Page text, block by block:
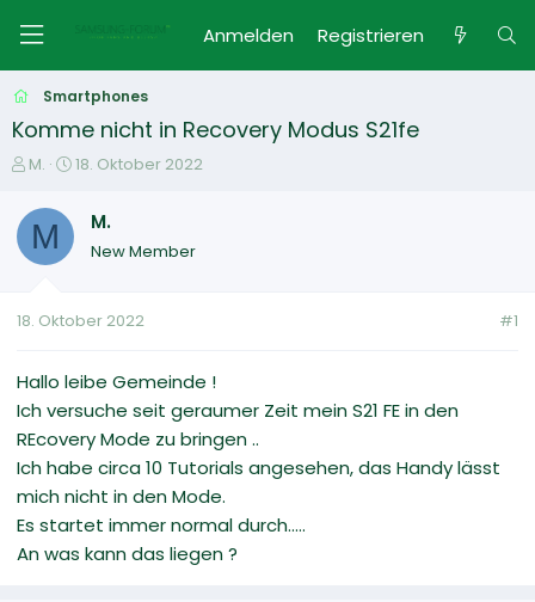
Anmelden Registrieren
Smartphones
Komme nicht in Recovery Modus S21fe
E
s
e
e
M.
E
t
m
18. Oktober 2022
M M.
New Member
18. Oktober 2022 #1
Hallo leibe Gemeinde !
Ich versuche seit geraumer Zeit mein S21 FE in den
REcovery Mode zu bringen ..
Ich habe circa 10 Tutorials angesehen, das Handy lässt
mich nicht in den Mode.
Es startet immer normal durch.....
An was kann das liegen ?